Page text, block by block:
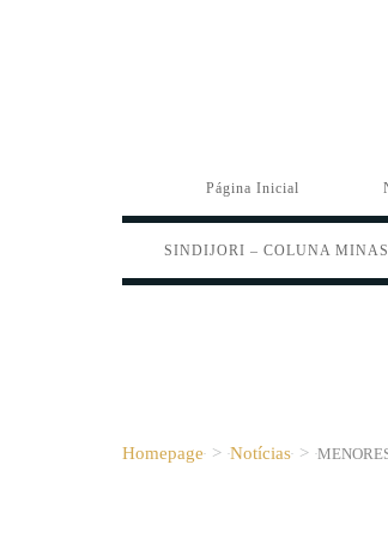
Página Inicial
SINDIJORI – COLUNA
Homepage > Notícias >